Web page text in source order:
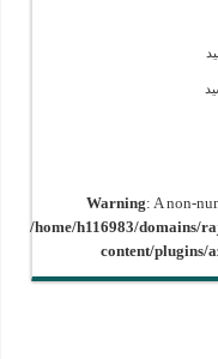
Warning: A non-
/home/h116983/domains/
content/plugins/